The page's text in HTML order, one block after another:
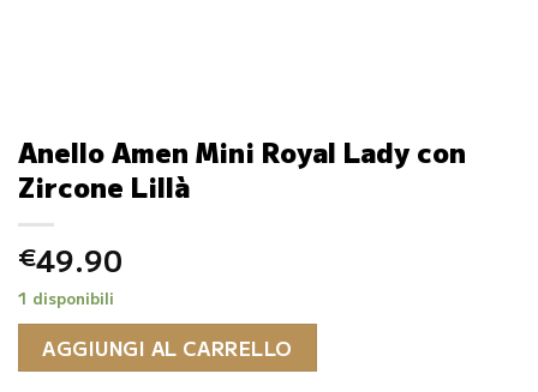
Anello Amen Mini Royal Lady con
Zircone Lillà
€49.90
1 disponibili
AGGIUNGI AL CARRELLO